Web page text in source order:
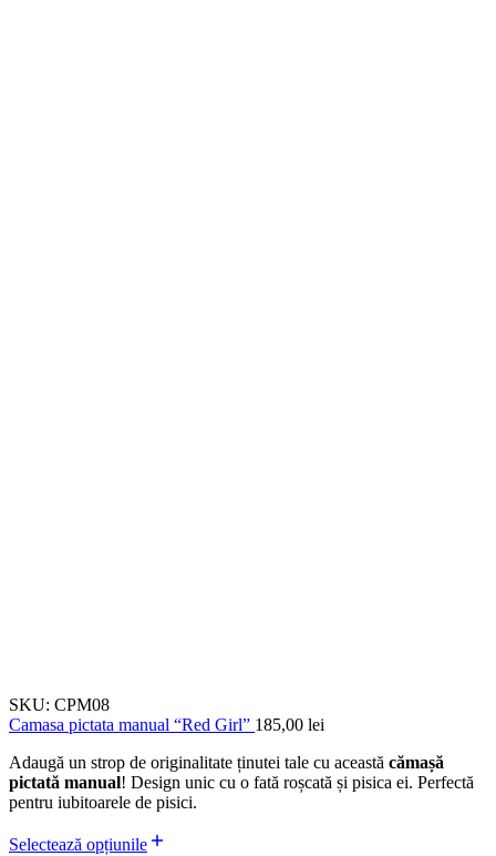
SKU: CPM08
Camasa pictata manual “Red Girl” 185,00 lei
Adaugă un strop de originalitate ținutei tale cu această cămașă
pictată manual! Design unic cu o fată roșcată și pisica ei. Perfectă
pentru iubitoarele de pisici.
Selectează opțiunile